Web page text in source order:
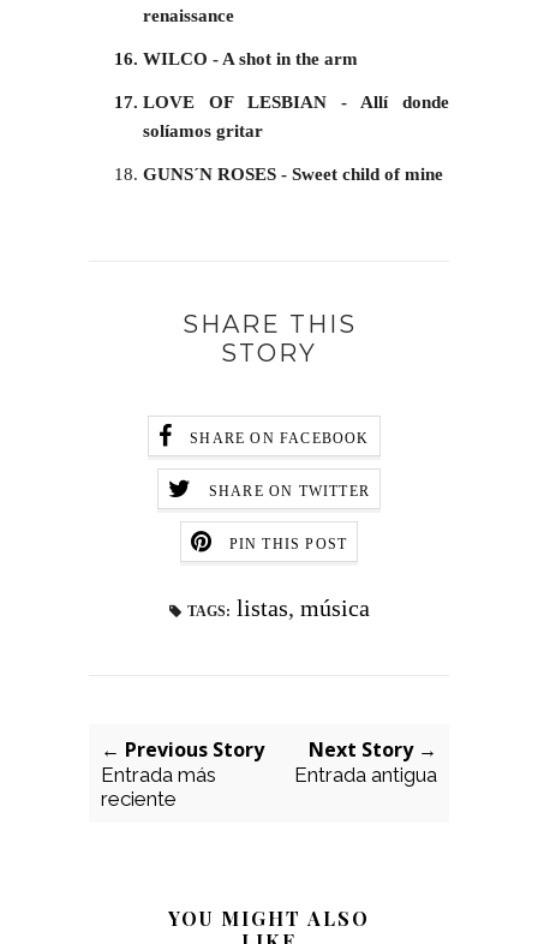
renaissance
WILCO - A shot in the arm
LOVE OF LESBIAN - Allí donde
solíamos gritar
GUNS´N ROSES - Sweet child of mine
SHARE THIS
STORY
SHARE ON FACEBOOK
SHARE ON TWITTER
PIN THIS POST
TAGS: listas, música
← Previous Story
Entrada más
reciente
Next Story →
Entrada antigua
YOU MIGHT ALSO